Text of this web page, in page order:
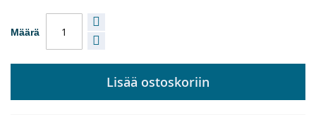
Määrä
Lisää ostoskoriin